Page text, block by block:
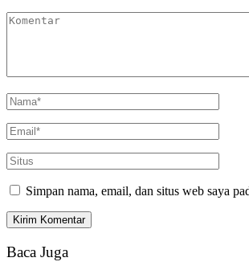
Simpan nama, email, dan situs web saya
Baca Juga